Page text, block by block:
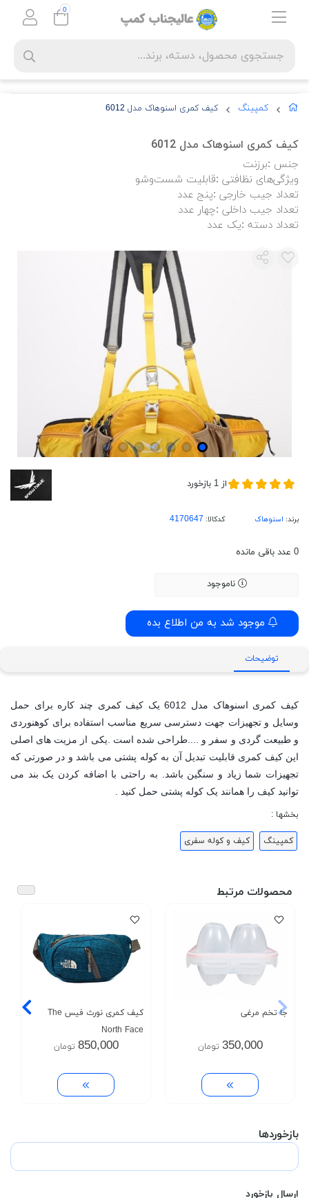
کمپینگ کیف کمری اسنوهاک مدل 6012
کیف کمری اسنوهاک مدل 6012
جنس :برزنت
ویژگی‌های نظافتی :قابلیت شست‌وشو
تعداد جیب خارجی :پنج عدد
تعداد جیب داخلی :چهار عدد
تعداد دسته :یک عدد
از 1 بازخورد
برند: اسنوهاک کدکالا:
0 عدد باقی مانده
ناموجود
موجود شد به من اطلاع بده
توضیحات
کیف کمری اسنوهاک مدل 6012 یک کیف کمری چند کاره برای حمل
وسایل و تجهیزات جهت دسترسی سریع مناسب استفاده برای کوهنوردی
و طبیعت گردی و سفر و ....طراحی شده است .یکی از مزیت های اصلی
این کیف کمری قابلیت تبدیل آن به کوله پشتی می باشد و در صورتی که
تجهیزات شما زیاد و سنگین باشد. به راحتی با اضافه کردن یک بند می
توانید کیف را همانند یک کوله پشتی حمل کنید .
بخشها :
کمپینگ کیف و کوله سفری
محصولات مرتبط
جا تخم مرغی
350,000 تومان
کیف کمری نورث فیس The
North Face
850,000 تومان
بازخوردها
ارسال بازخورد
0